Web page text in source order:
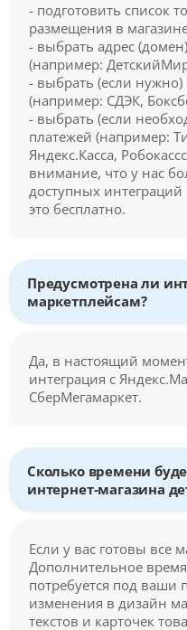
- подготовить список
размещения в
- выбрать адрес
(например:
- выбрать (если нужно)
(например: СДЭК,
- выбрать (если
платежей (например:
Яндекс.Касса,
внимание, что у нас
доступных
это бесплатно.
Предусмотрена ли
маркетплейсам?
Да, в настоящий
интеграция с
СберМегамаркет.
Сколько времени
интернет-магазина
Если у вас готовы все
Дополнительное
потребуется под ваши
изменения в дизайн
текстов и карточек